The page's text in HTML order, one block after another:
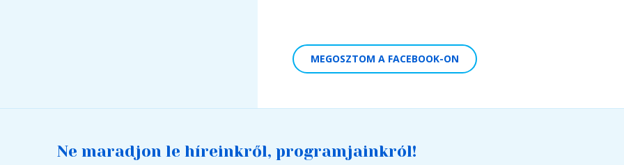
MEGOSZTOM A FACEBOOK-ON
Ne maradjon le híreinkről, programjainkról!